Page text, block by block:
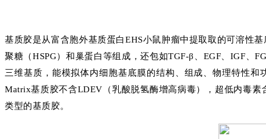
基质胶是从富含胞外基质蛋白EHS小鼠肿瘤中提取取的可溶性
聚糖（HSPG）和巢蛋白等组成，还包如TGF-β、EGF、IGF、
三维基质，能模拟体内细胞基底膜的结构、组成、物理特性
Matrix基质胶不含LDEV（乳酸脱氢酶增高病毒），超低内毒
类型的基质胶。